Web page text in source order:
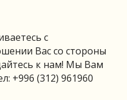
с
Вас со стороны
к нам! Мы Вам
+996 (312) 961960